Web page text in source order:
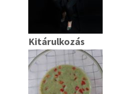
Kitárulkozás